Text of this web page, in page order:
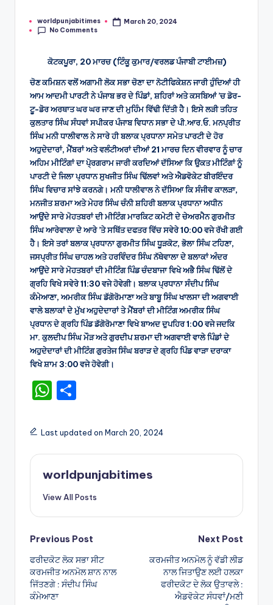
Posted
by
worldpunjabitimes
March 20, 2024
No Comments
ਕੋਟਕਪੂਰਾ, 20 ਮਾਰਚ (ਟਿੰਕੂ ਕੁਮਾਰ/ਵਰਲਡ ਪੰਜਾਬੀ ਟਾਈਮਜ਼)
ਚੋਣ ਕਮਿਸ਼ਨ ਵਲੋਂ ਅਗਾਮੀ ਲੋਕ ਸਭਾ ਚੋਣਾ ਦਾ ਨੋਟੀਫਿਕੇਸ਼ਨ ਜਾਰੀ ਹੁੰਦਿਆਂ ਹੀ
ਆਮ ਆਦਮੀ ਪਾਰਟੀ ਨੇ ਪੰਜਾਬ ਭਰ ਦੇ ਪਿੰਡਾਂ, ਸ਼ਹਿਰਾਂ ਅਤੇ ਕਸਬਿਆਂ ’ਚ ਡੋਰ-
ਟੂ-ਡੋਰ ਅਰਥਾਤ ਘਰ ਘਰ ਜਾਣ ਦੀ ਮੁਹਿੰਮ ਵਿੱਢੀ ਦਿੱਤੀ ਹੈ। ਇਸੇ ਲੜੀ ਤਹਿਤ
ਕੁਲਤਾਰ ਸਿੰਘ ਸੰਧਵਾਂ ਸਪੀਕਰ ਪੰਜਾਬ ਵਿਧਾਨ ਸਭਾ ਦੇ ਪੀ.ਆਰ.ਓ. ਮਨਪ੍ਰੀਤ
ਸਿੰਘ ਮਨੀ ਧਾਲੀਵਾਲ ਨੇ ਸਾਰੇ ਹੀ ਬਲਾਕ ਪ੍ਰਧਾਨਾ ਸਮੇਤ ਪਾਰਟੀ ਦੇ ਹੋਰ
ਅਹੁਦੇਦਾਰਾਂ, ਮੈਂਬਰਾਂ ਅਤੇ ਵਲੰਟੀਅਰਾਂ ਦੀਆਂ 21 ਮਾਰਚ ਦਿਨ ਵੀਰਵਾਰ ਨੂੰ ਚਾਰ
ਅਹਿਮ ਮੀਟਿੰਗਾਂ ਦਾ ਪੋ੍ਰਗਰਾਮ ਜਾਰੀ ਕਰਦਿਆਂ ਦੱਸਿਆ ਕਿ ਉਕਤ ਮੀਟਿੰਗਾਂ ਨੂੰ
ਪਾਰਟੀ ਦੇ ਜਿਲਾ ਪ੍ਰਧਾਨ ਸੁਖਜੀਤ ਸਿੰਘ ਢਿੱਲਵਾਂ ਅਤੇ ਐਡਵੋਕੇਟ ਬੀਰਇੰਦਰ
ਸਿੰਘ ਵਿਚਾਰ ਸਾਂਝੇ ਕਰਨਗੇ। ਮਨੀ ਧਾਲੀਵਾਲ ਨੇ ਦੱਸਿਆ ਕਿ ਸੰਜੀਵ ਕਾਲੜਾ,
ਮਨਜੀਤ ਸ਼ਰਮਾ ਅਤੇ ਮੇਹਰ ਸਿੰਘ ਚੰਨੀ ਸ਼ਹਿਰੀ ਬਲਾਕ ਪ੍ਰਧਾਨਾ ਅਧੀਨ
ਆਉਂਦੇ ਸਾਰੇ ਮੋਹਤਬਰਾਂ ਦੀ ਮੀਟਿੰਗ ਮਾਰਕਿਟ ਕਮੇਟੀ ਦੇ ਚੇਅਰਮੈਨ ਗੁਰਮੀਤ
ਸਿੰਘ ਆਰੇਵਾਲਾ ਦੇ ਆਰੇ ’ਤੇ ਸਥਿੱਤ ਦਫਤਰ ਵਿੱਚ ਸਵੇਰੇ 10:00 ਵਜੇ ਰੱਖੀ ਗਈ
ਹੈ। ਇਸੇ ਤਰਾਂ ਬਲਾਕ ਪ੍ਰਧਾਨਾ ਗੁਰਮੀਤ ਸਿੰਘ ਧੂੜਕੋਟ, ਭੋਲਾ ਸਿੰਘ ਟਹਿਣਾ,
ਜਸਪ੍ਰੀਤ ਸਿੰਘ ਚਾਹਲ ਅਤੇ ਹਰਵਿੰਦਰ ਸਿੰਘ ਨੱਥੇਵਾਲਾ ਦੇ ਬਲਾਕਾਂ ਅੰਦਰ
ਆਉਂਦੇ ਸਾਰੇ ਮੋਹਤਬਰਾਂ ਦੀ ਮੀਟਿੰਗ ਪਿੰਡ ਚੰਦਬਾਜਾ ਵਿਖੇ ਅਭੈ ਸਿੰਘ ਢਿੱਲੋਂ ਦੇ
ਗ੍ਰਹਿ ਵਿਖੇ ਸਵੇਰੇ 11:30 ਵਜੇ ਹੋਵੇਗੀ। ਬਲਾਕ ਪ੍ਰਧਾਨਾ ਸੰਦੀਪ ਸਿੰਘ
ਕੰਮੇਆਣਾ, ਅਮਰੀਕ ਸਿੰਘ ਡੱਗੋਰੋਮਾਣਾ ਅਤੇ ਬਾਬੂ ਸਿੰਘ ਖਾਲਸਾ ਦੀ ਅਗਵਾਈ
ਵਾਲੇ ਬਲਾਕਾਂ ਦੇ ਮੁੱਖ ਅਹੁਦੇਦਾਰਾਂ ਤੇ ਮੈਂਬਰਾਂ ਦੀ ਮੀਟਿੰਗ ਅਮਰੀਕ ਸਿੰਘ
ਪ੍ਰਧਾਨ ਦੇ ਗ੍ਰਹਿ ਪਿੰਡ ਡੱਗੋਰੋਮਾਣਾ ਵਿਖੇ ਬਾਅਦ ਦੁਪਹਿਰ 1:00 ਵਜੇ ਜਦਕਿ
ਮਾ. ਕੁਲਦੀਪ ਸਿੰਘ ਮੌੜ ਅਤੇ ਗੁਰਦੀਪ ਸ਼ਰਮਾ ਦੀ ਅਗਵਾਈ ਵਾਲੇ ਪਿੰਡਾਂ ਦੇ
ਅਹੁਦੇਦਾਰਾਂ ਦੀ ਮੀਟਿੰਗ ਗੁਰਤੇਜ ਸਿੰਘ ਬਰਾੜ ਦੇ ਗ੍ਰਹਿ ਪਿੰਡ ਵਾੜਾ ਦਰਾਕਾ
ਵਿਖੇ ਸ਼ਾਮ 3:00 ਵਜੇ ਹੋਵੇਗੀ।
W
a
ts
A
p
ar
e
Last updated on March 20, 2024
worldpunjabitimes
View All Posts
Post
navigation
Previous Post
ਫਰੀਦਕੋਟ ਲੋਕ ਸਭਾ ਸੀਟ
ਕਰਮਜੀਤ ਅਨਮੋਲ ਸ਼ਾਨ ਨਾਲ
ਜਿੱਤਣਗੇ : ਸੰਦੀਪ ਸਿੰਘ
ਕੰਮੇਆਣਾ
Next Post
ਕਰਮਜੀਤ ਅਨਮੋਲ ਨੂੰ ਵੱਡੀ ਲੀਡ
ਨਾਲ ਜਿਤਾਉਣ ਲਈ ਹਲਕਾ
ਫਰੀਦਕੋਟ ਦੇ ਲੋਕ ਉਤਾਵਲੇ :
ਐਡਵੋਕੇਟ ਸੰਧਵਾਂ/ਮਣੀ